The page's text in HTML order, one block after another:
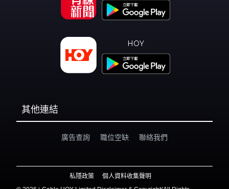
HOY
其他連結
廣告查詢 職位空缺 聯絡我們
私隱政策
個人資料收集聲明